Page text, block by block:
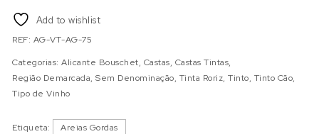
Add to wishlist
REF: AG-VT-AG-75
Categorias:Alicante Bouschet, Castas, Castas Tintas,
Região Demarcada,Sem Denominação, Tinta Roriz,Tinto, Tinto Cão,
Tipo de Vinho
Etiqueta: Areias Gordas